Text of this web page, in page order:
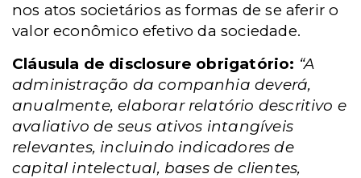
nos atos societários as formas de se aferir o
valor econômico efetivo da sociedade.
Cláusula de disclosure obrigatório: “A
administração da companhia deverá,
anualmente, elaborar relatório descritivo e
avaliativo de seus ativos intangíveis
relevantes, incluindo indicadores de
capital intelectual, bases de clientes,